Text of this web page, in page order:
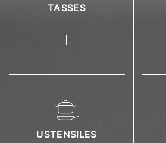
TASSES
USTENSILES